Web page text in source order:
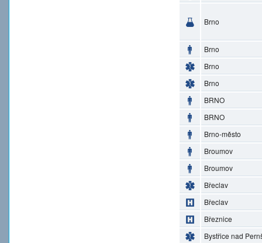
Brno
Brno
Brno
Brno
BRNO
BRNO
Brno-město
Broumov
Broumov
Břeclav
Břeclav
Březnice
Bystřice nad